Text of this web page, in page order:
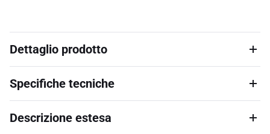
Dettaglio prodotto
Specifiche tecniche
Descrizione estesa